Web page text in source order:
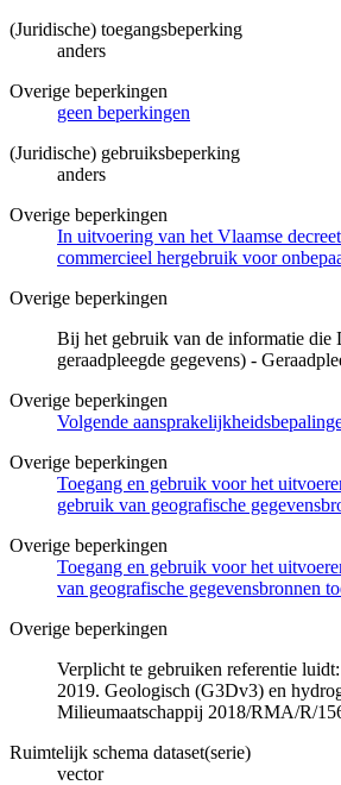
(Juridische) toegangsbeperking
anders
Overige beperkingen
geen beperkingen
(Juridische) gebruiksbeperking
anders
Overige beperkingen
In uitvoering van het Vlaamse
commercieel hergebruik voor
Overige beperkingen
Bij het gebruik van de informatie die
geraadpleegde gegevens) -
Overige beperkingen
Volgende
Overige beperkingen
Toegang en gebruik voor het
gebruik van geografische
Overige beperkingen
Toegang en gebruik voor het
van geografische gegevensbronnen
Overige beperkingen
Verplicht te gebruiken referentie
2019. Geologisch (G3Dv3) en
Milieumaatschappij 2018/RMA/R/
Ruimtelijk schema dataset(serie)
vector